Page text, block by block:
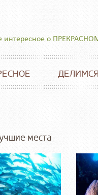
интересное о
места